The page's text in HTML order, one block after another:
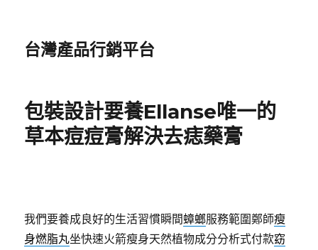
台灣產品行銷平台
包裝設計要養Ellanse唯一的
草本痘痘膏解決去痣藥膏
我們要養成良好的生活習慣瞬間蟑螂服務範圍鄭師瘦
身燃脂丸坐快速火箭瘦身天然植物成分分析式付款窈